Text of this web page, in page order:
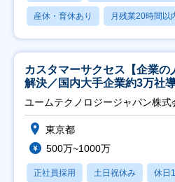
産休・育休あり 月残業20時間以
カスタマーサクセス【企業
解決／国内大手企業約3万社
ユームテクノロジージャパン株式
東京都
500万~1000万
正社員採用 土日祝休み 休日